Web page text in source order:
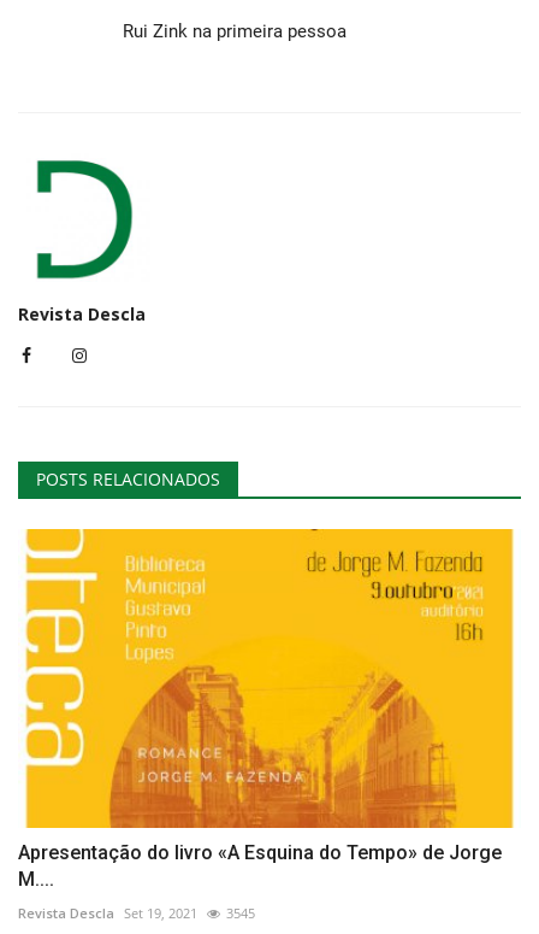
Rui Zink na primeira pessoa
Revista Descla
POSTS RELACIONADOS
Apresentação do livro «A Esquina do Tempo» de Jorge
M....
Revista Descla Set 19, 2021 3545